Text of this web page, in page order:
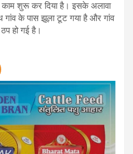
काम शुरू कर दिया है। इसके अलावा
के पास झूला टूट गया है और गांव
हो गई है।